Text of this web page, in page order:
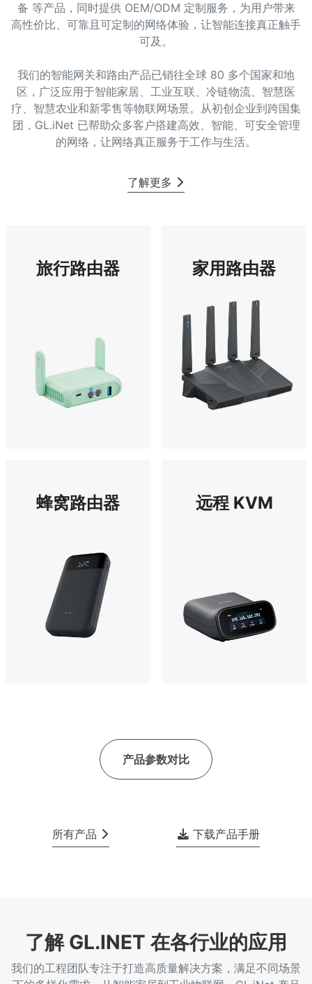
备 等产品，同时提供 OEM/ODM 定制服务，为用户带来
高性价比、可靠且可定制的网络体验，让智能连接真正触手
可及。
我们的智能网关和路由产品已销往全球 80 多个国家和地
区，广泛应用于智能家居、工业互联、冷链物流、智慧医
疗、智慧农业和新零售等物联网场景。从初创企业到跨国集
团，GL.iNet 已帮助众多客户搭建高效、智能、可安全管理
的网络，让网络真正服务于工作与生活。
了解更多
旅行路由器 家用路由器
蜂窝路由器 远程 KVM
产品参数对比
所有产品 下载产品手册
了解 GL.INET 在各行业的应用
我们的工程团队专注于打造高质量解决方案，满足不同场景